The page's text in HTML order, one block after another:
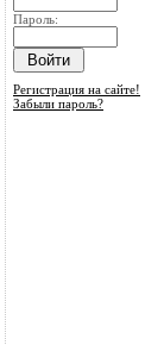
Пароль:
Регистрация на сайте!
Забыли пароль?